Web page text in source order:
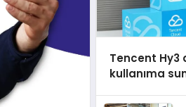
Tencent Hy3
kullanıma